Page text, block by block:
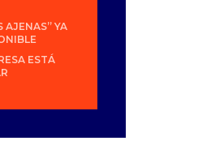
AJENAS” YA
ESTÁ